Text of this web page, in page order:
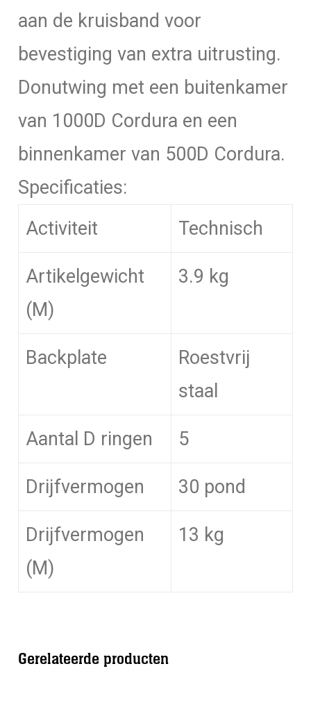
aan de kruisband voor
bevestiging van extra uitrusting.
Donutwing met een buitenkamer
van 1000D Cordura en een
binnenkamer van 500D Cordura.
Specificaties:
Activiteit
Technisch
Artikelgewicht
(M)
3.9 kg
Backplate
Roestvrij
staal
Aantal D ringen 5
Drijfvermogen 30 pond
Drijfvermogen
(M)
13 kg
Gerelateerde producten